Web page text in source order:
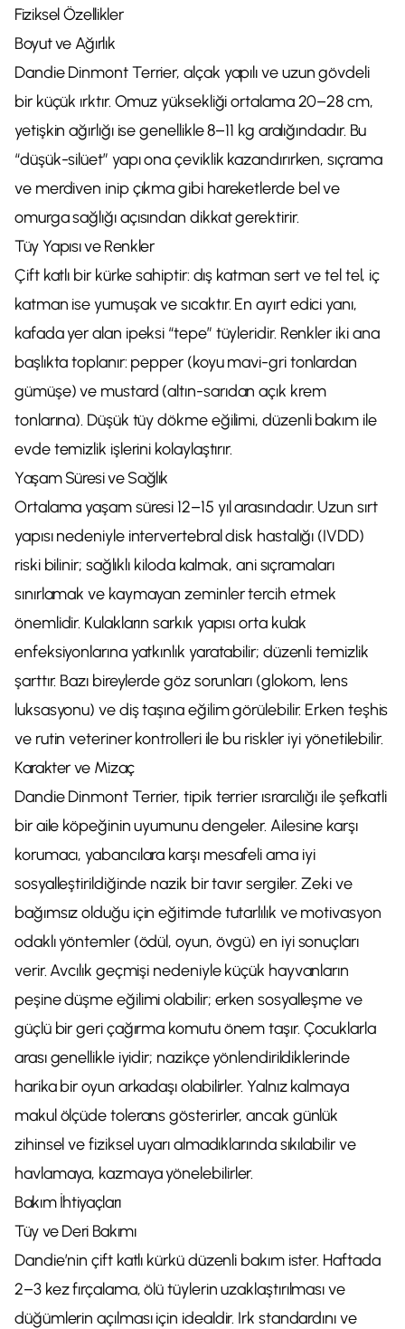
Fiziksel Özellikler
Boyut ve Ağırlık
Dandie Dinmont Terrier, alçak yapılı ve uzun gövdeli
bir küçük ırktır. Omuz yüksekliği ortalama 20–28 cm,
yetişkin ağırlığı ise genellikle 8–11 kg aralığındadır. Bu
“düşük-silüet” yapı ona çeviklik kazandırırken, sıçrama
ve merdiven inip çıkma gibi hareketlerde bel ve
omurga sağlığı açısından dikkat gerektirir.
Tüy Yapısı ve Renkler
Çift katlı bir kürke sahiptir: dış katman sert ve tel tel, iç
katman ise yumuşak ve sıcaktır. En ayırt edici yanı,
kafada yer alan ipeksi “tepe” tüyleridir. Renkler iki ana
başlıkta toplanır: pepper (koyu mavi-gri tonlardan
gümüşe) ve mustard (altın-sarıdan açık krem
tonlarına). Düşük tüy dökme eğilimi, düzenli bakım ile
evde temizlik işlerini kolaylaştırır.
Yaşam Süresi ve Sağlık
Ortalama yaşam süresi 12–15 yıl arasındadır. Uzun sırt
yapısı nedeniyle intervertebral disk hastalığı (IVDD)
riski bilinir; sağlıklı kiloda kalmak, ani sıçramaları
sınırlamak ve kaymayan zeminler tercih etmek
önemlidir. Kulakların sarkık yapısı orta kulak
enfeksiyonlarına yatkınlık yaratabilir; düzenli temizlik
şarttır. Bazı bireylerde göz sorunları (glokom, lens
luksasyonu) ve diş taşına eğilim görülebilir. Erken teşhis
ve rutin veteriner kontrolleri ile bu riskler iyi yönetilebilir.
Karakter ve Mizaç
Dandie Dinmont Terrier, tipik terrier ısrarcılığı ile şefkatli
bir aile köpeğinin uyumunu dengeler. Ailesine karşı
korumacı, yabancılara karşı mesafeli ama iyi
sosyalleştirildiğinde nazik bir tavır sergiler. Zeki ve
bağımsız olduğu için eğitimde tutarlılık ve motivasyon
odaklı yöntemler (ödül, oyun, övgü) en iyi sonuçları
verir. Avcılık geçmişi nedeniyle küçük hayvanların
peşine düşme eğilimi olabilir; erken sosyalleşme ve
güçlü bir geri çağırma komutu önem taşır. Çocuklarla
arası genellikle iyidir; nazikçe yönlendirildiklerinde
harika bir oyun arkadaşı olabilirler. Yalnız kalmaya
makul ölçüde tolerans gösterirler, ancak günlük
zihinsel ve fiziksel uyarı almadıklarında sıkılabilir ve
havlamaya, kazmaya yönelebilirler.
Bakım İhtiyaçları
Tüy ve Deri Bakımı
Dandie’nin çift katlı kürkü düzenli bakım ister. Haftada
2–3 kez fırçalama, ölü tüylerin uzaklaştırılması ve
düğümlerin açılması için idealdir. Irk standardını ve